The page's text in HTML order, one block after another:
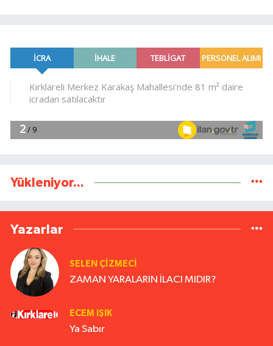
Yükleniyor...
Yazarlar
SELEN ÇİZMECİ
ZAMAN YARALARIN İLACI MIDIR?
ECEM IŞIK
Ya Sabır